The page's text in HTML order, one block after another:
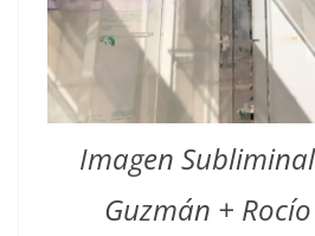
Imagen
Guzmán +